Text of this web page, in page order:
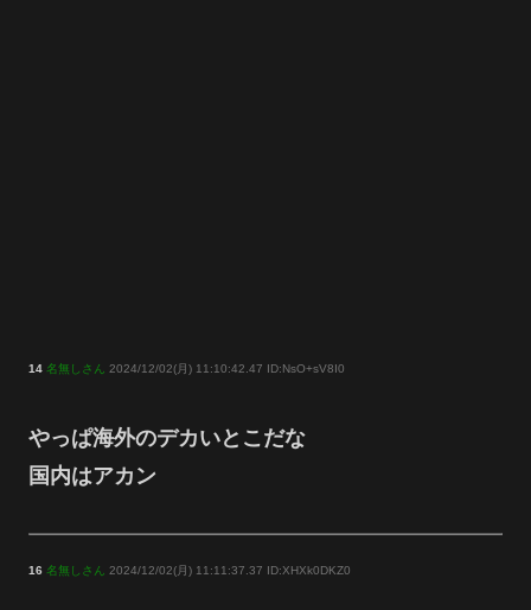
14 名無しさん 2024/12/02(月) 11:10:42.47 ID:NsO+sV8I0
やっぱ海外のデカいとこだな
国内はアカン
16 名無しさん 2024/12/02(月) 11:11:37.37 ID:XHXk0DKZ0